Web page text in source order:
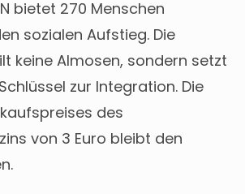
bietet 270 Menschen
sozialen Aufstieg. Die
keine Almosen, sondern setzt
zur Integration. Die
des
von 3 Euro bleibt den